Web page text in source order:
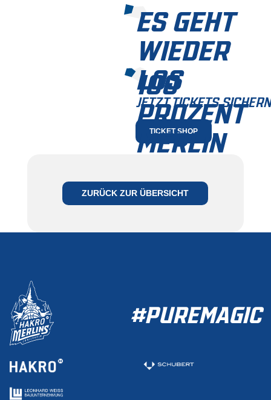
ES GEHT
WIEDER
LOS
JETZT TICKETS SICHERN
TICKET SHOP
100
PROZENT
MERLIN
WERDEN
ZURÜCK ZUR ÜBERSICHT
#PUREMAGIC